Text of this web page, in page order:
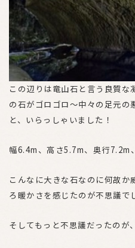
この辺りは竜山石と言う良質な
の石がゴロゴロ〜中々の足元の
と、いらっしゃいました！
幅6.4m、高さ5.7m、奥行7.2m
こんなに大きな石なのに何故か
ろ暖かさを感じたのが不思議で
そしてもっと不思議だったのが